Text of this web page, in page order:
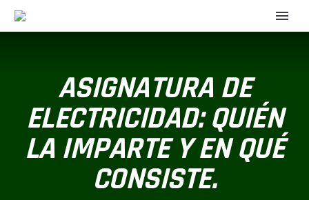
ASIGNATURA DE
ELECTRICIDAD: QUIÉN
LA IMPARTE Y EN QUÉ
CONSISTE.